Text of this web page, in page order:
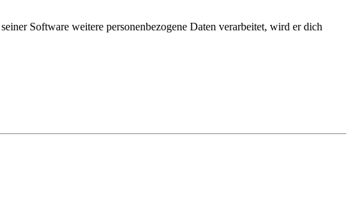
Software weitere personenbezogene Daten verarbeitet, wird er dich